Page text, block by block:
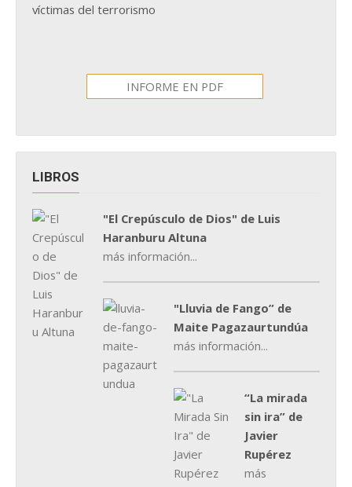
víctimas del terrorismo
INFORME EN PDF
LIBROS
"El Crepúsculo de Dios" de Luis
Haranburu Altuna
más información...
"Lluvia de Fango” de
Maite Pagazaurtundúa
más información...
“La mirada
sin ira” de
Javier
Rupérez
más